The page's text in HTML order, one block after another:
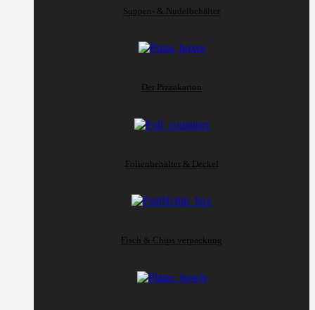
Suppen- & Nudelbehälter
Der Pizzakarton
Folienbehälter & Deckel
Fisch & Chips verpackung